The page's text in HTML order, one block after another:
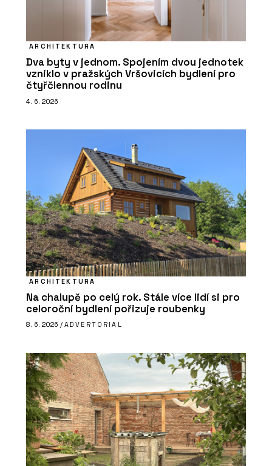
ARCHITEKTURA
Dva byty v jednom. Spojením dvou jednotek
vzniklo v pražských Vršovicích bydlení pro
čtyřčlennou rodinu
4. 6. 2026
ARCHITEKTURA
Na chalupě po celý rok. Stále více lidí si pro
celoroční bydlení pořizuje roubenky
8. 6. 2026 / ADVERTORIAL